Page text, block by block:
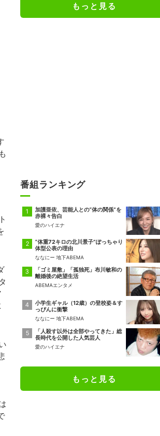
もっと見る
番組ランキング
加護亜依、芸能人との“体の関係”を
赤裸々告白
愛のハイエナ
“体重72キロの北川景子”ぽっちゃり
体型公表の理由
ななにー 地下ABEMA
「ゴミ屋敷」「孤独死」布川敏和の
離婚後の絶望生活
ABEMAエンタメ
小学生ギャル（12歳）の登校姿＆す
っぴんに衝撃
ななにー 地下ABEMA
「人殺す以外は全部やってきた」総
長時代を公開した人気芸人
愛のハイエナ
もっと見る